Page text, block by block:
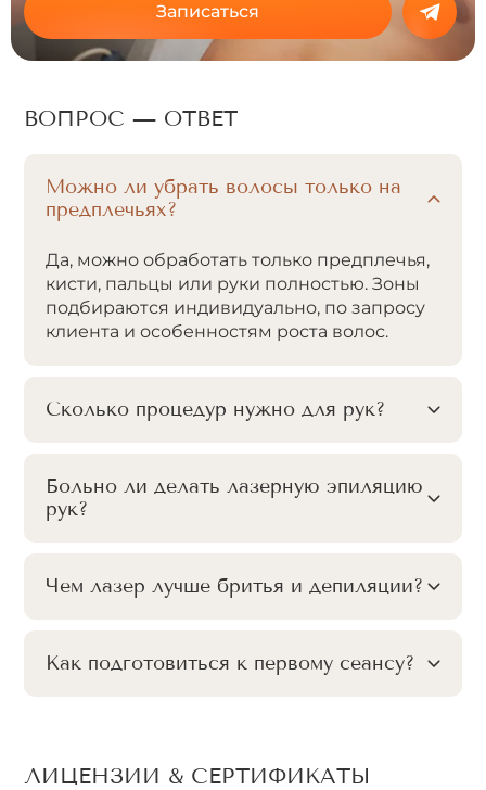
Записаться
ВОПРОС — ОТВЕТ
Можно ли убрать волосы только на
предплечьях?
Да, можно обработать только предплечья,
кисти, пальцы или руки полностью. Зоны
подбираются индивидуально, по запросу
клиента и особенностям роста волос.
Сколько процедур нужно для рук?
Больно ли делать лазерную эпиляцию
рук?
Чем лазер лучше бритья и депиляции?
Как подготовиться к первому сеансу?
ЛИЦЕНЗИИ & СЕРТИФИКАТЫ